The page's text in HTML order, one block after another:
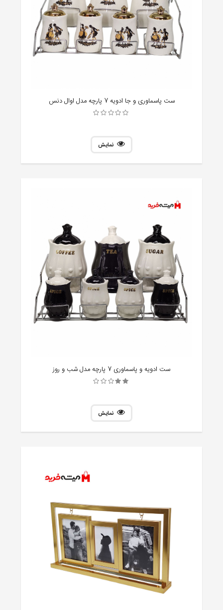
ست پاسماوری و جا ادویه 7 پارچه مدل اوال دنس
نمایش
ست ادویه و پاسماوری 7 پارچه مدل شب و روز
نمایش